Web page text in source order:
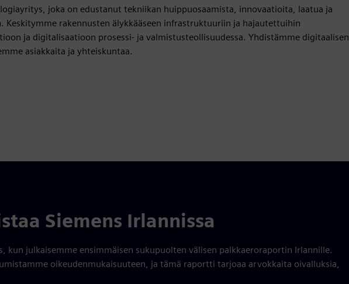
joka on edustanut tekniikan huippuosaamista, innovaatioita, laatua ja
rakennusten älykkääseen infrastruktuuriin ja hajautettuihin
ja digitalisaatioon prosessi- ja valmistusteollisuudessa. Yhdistämme digitaalisen
asiakkaita ja yhteiskuntaa.
Siemens Irlannissa
kun julkaisemme ensimmäisen sukupuolten välisen palkkaeroraportin Irlannille.
oikeudenmukaisuuteen, ja tämä raportti tarjoaa arvokkaita oivalluksia,